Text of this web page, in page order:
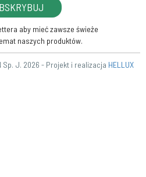
aby mieć zawsze świeże
naszych produktów.
Sp. J. 2026 - Projekt i realizacja HELLUX